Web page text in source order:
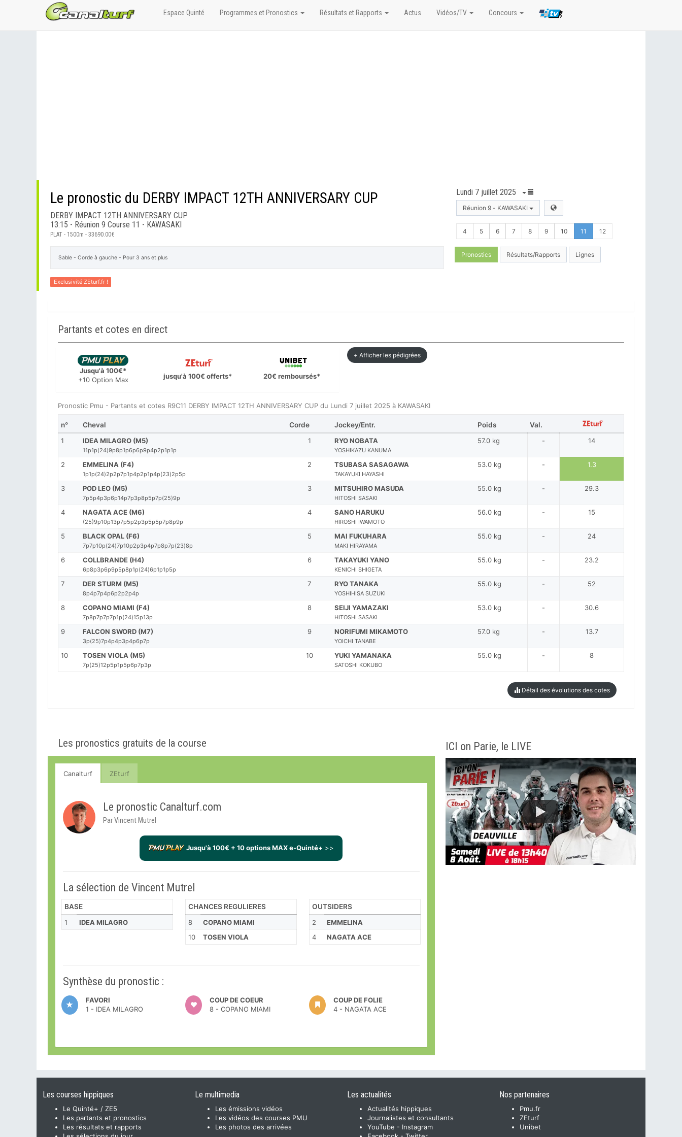
Le pronostic du DERBY IMPACT 12TH ANNIVERSARY CUP
DERBY IMPACT 12TH ANNIVERSARY CUP
13:15 - Réunion 9 Course 11 - KAWASAKI
PLAT - 1500m - 33690.00€
Sable - Corde à gauche - Pour 3 ans et plus
Exclusivité ZEturf.fr !
Lundi 7 juillet 2025
Réunion 9 - KAWASAKI
4 5 6 7 8 9 10 11 12
Pronostics Résultats/Rapports Lignes
Partants et cotes en direct
Jusqu'à 100€*
+10 Option Max
jusqu'à 100€ offerts* 20€ remboursés*
+ Afficher les pédigrées
Pronostic Pmu - Partants et cotes R9C11 DERBY IMPACT 12TH ANNIVERSARY CUP du Lundi 7 juillet 2025 à KAWASAKI
n° Cheval Corde Jockey/Entr. Poids
Val.
1
IDEA MILAGRO (M5)
11p1p(24)9p8p1p6p6p9p4p2p1p1p
1 RYO NOBATA
YOSHIKAZU KANUMA
57.0 kg - 14
2 EMMELINA (F4)
1p1p(24)2p2p7p1p4p2p1p4p(23)2p5p
2 TSUBASA SASAGAWA
TAKAYUKI HAYASHI
53.0 kg - 1.3
3 POD LEO (M5)
7p5p4p3p6p14p7p3p8p5p7p(25)9p
3 MITSUHIRO MASUDA
HITOSHI SASAKI
55.0 kg - 29.3
4 NAGATA ACE (M6)
(25)9p10p13p7p5p2p3p5p5p7p8p9p
4 SANO HARUKU
HIROSHI IWAMOTO
56.0 kg - 15
5 BLACK OPAL (F6)
7p7p10p(24)7p10p2p3p4p7p8p7p(23)8p
5 MAI FUKUHARA
MAKI HIRAYAMA
55.0 kg - 24
6 COLLBRANDE (H4)
6p8p3p6p9p5p8p1p(24)6p1p1p5p
6 TAKAYUKI YANO
KENICHI SHIGETA
55.0 kg - 23.2
7 DER STURM (M5)
8p4p7p4p6p2p2p4p
7 RYO TANAKA
YOSHIHISA SUZUKI
55.0 kg - 52
8 COPANO MIAMI (F4)
7p8p7p7p7p1p(24)15p13p
8 SEIJI YAMAZAKI
HITOSHI SASAKI
53.0 kg - 30.6
9 FALCON SWORD (M7)
3p(25)7p4p4p3p4p6p7p
9 NORIFUMI MIKAMOTO
YOICHI TANABE
57.0 kg - 13.7
10 TOSEN VIOLA (M5)
7p(25)12p5p1p5p6p7p3p
10 YUKI YAMANAKA
SATOSHI KOKUBO
55.0 kg - 8
Détail des évolutions des cotes
Les pronostics gratuits de la course
Canalturf ZEturf
Le pronostic Canalturf.com
Par Vincent Mutrel
Jusqu'à 100€ + 10 options MAX e-Quinté+ >>
La sélection de Vincent Mutrel
BASE
1
IDEA MILAGRO
CHANCES REGULIERES
8
COPANO MIAMI
10
TOSEN VIOLA
OUTSIDERS
2
EMMELINA
4
NAGATA ACE
Synthèse du pronostic :
FAVORI
1 - IDEA MILAGRO
COUP DE COEUR
8 - COPANO MIAMI
COUP DE FOLIE
4 - NAGATA ACE
ICI on Parie, le LIVE
Espace Quinté Programmes et Pronostics Résultats et Rapports Actus Vidéos/TV Concours
Les courses hippiques
Le Quinté+ / ZE5
Les partants et pronostics
Les résultats et rapports
Le multimedia
Les émissions vidéos
Les vidéos des courses PMU
Les photos des arrivées
Les actualités
Actualités hippiques
Journalistes et consultants
YouTube - Instagram
Nos partenaires
Pmu.fr
ZEturf
Unibet